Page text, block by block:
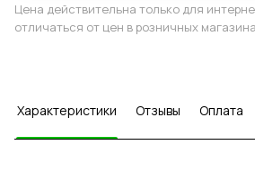
Цена действительна только для
отличаться от цен в розничных
Характеристики Отзывы Оплата